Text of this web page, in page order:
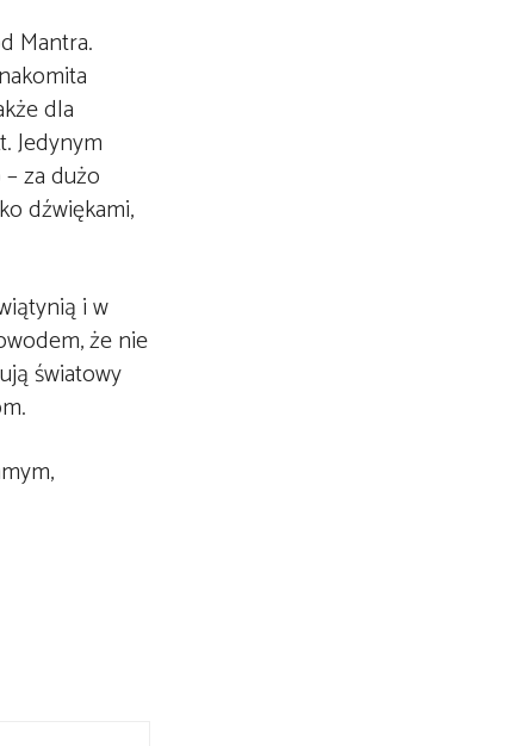
Mantra.
dla
Jedynym
za dużo
dźwiękami,
i w
że nie
światowy